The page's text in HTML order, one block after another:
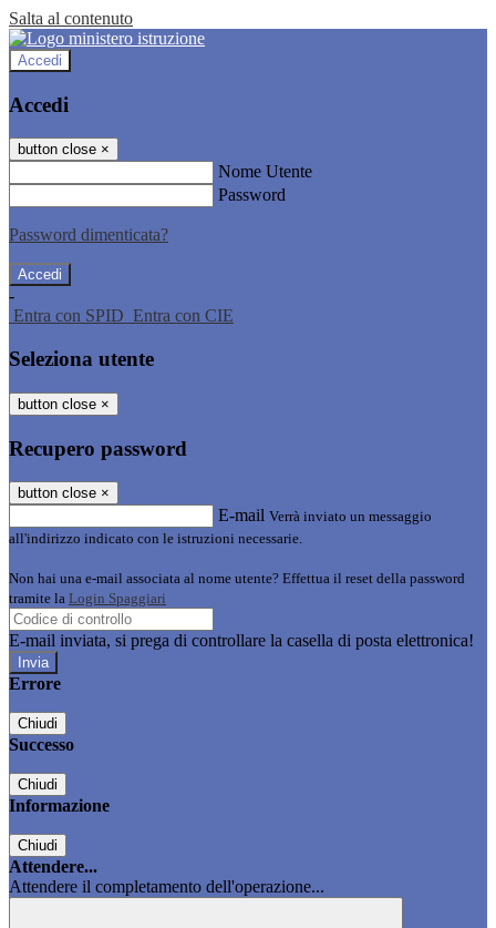
Salta al contenuto
Accedi
Accedi
button close ×
Nome Utente
Password
Password dimenticata?
-
Entra con SPID Entra con CIE
Seleziona utente
button close ×
Recupero password
button close ×
E-mail Verrà inviato un messaggio
all'indirizzo indicato con le istruzioni necessarie.
Non hai una e-mail associata al nome utente? Effettua il reset della password
tramite la Login Spaggiari
E-mail inviata, si prega di controllare la casella di posta elettronica!
Errore
Chiudi
Successo
Chiudi
Informazione
Chiudi
Attendere...
Attendere il completamento dell'operazione...